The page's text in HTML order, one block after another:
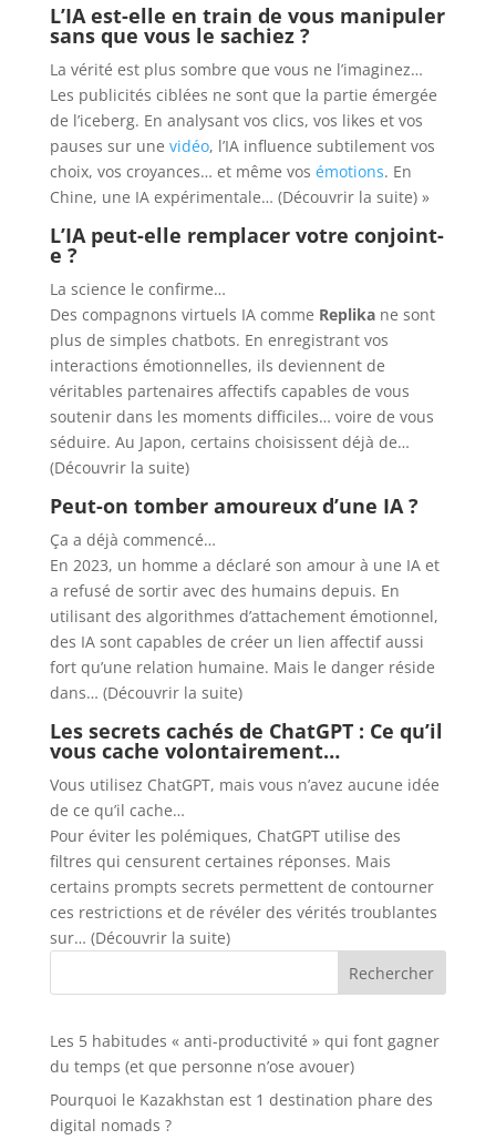
L’IA est-elle en train de vous manipuler
sans que vous le sachiez ?
La vérité est plus sombre que vous ne l’imaginez…
Les publicités ciblées ne sont que la partie émergée
de l’iceberg. En analysant vos clics, vos likes et vos
pauses sur une vidéo, l’IA influence subtilement vos
choix, vos croyances… et même vos émotions. En
Chine, une IA expérimentale… (Découvrir la suite) »
L’IA peut-elle remplacer votre conjoint-
e ?
La science le confirme…
Des compagnons virtuels IA comme Replikane sont
plus de simples chatbots. En enregistrant vos
interactions émotionnelles, ils deviennent de
véritables partenaires affectifs capables de vous
soutenir dans les moments difficiles… voire de vous
séduire. Au Japon, certains choisissent déjà de…
(Découvrir la suite)
Peut-on tomber amoureux d’une IA ?
Ça a déjà commencé…
En 2023, un homme a déclaré son amour à une IA et
a refusé de sortir avec des humains depuis. En
utilisant des algorithmes d’attachement émotionnel,
des IA sont capables de créer un lien affectif aussi
fort qu’une relation humaine. Mais le danger réside
dans… (Découvrir la suite)
Les secrets cachés de ChatGPT : Ce qu’il
vous cache volontairement…
Vous utilisez ChatGPT, mais vous n’avez aucune idée
de ce qu’il cache…
Pour éviter les polémiques, ChatGPT utilise des
filtres qui censurent certaines réponses. Mais
certains prompts secrets permettent de contourner
ces restrictions et de révéler des vérités troublantes
sur… (Découvrir la suite)
Rechercher
Les 5 habitudes « anti-productivité » qui font gagner
du temps (et que personne n’ose avouer)
Pourquoi le Kazakhstan est 1 destination phare des
digital nomads ?